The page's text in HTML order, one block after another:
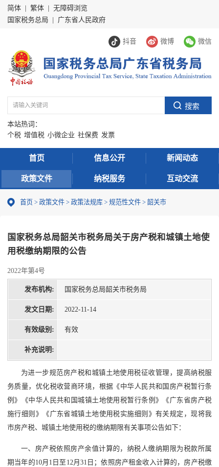
简体 繁体
无障碍浏览
国家税务总局
广东省人民政府
抖音 微博 微信
本站热词：
个税 增值税 小微企业 社保费 发票
首页 信息公开 新闻动态
政策文件 纳税服务 互动交流
首页 > 政策文件 > 政策法规库 > 规范性文件 > 韶关市
国家税务总局韶关市税务局关于房产税和城镇土地使
用税缴纳期限的公告
2022年第4号
发布机构: 国家税务总局韶关市税务局
发文日期: 2022-11-14
有效级别: 有效
补充说明:
为进一步规范房产税和城镇土地使用税征收管理，提高纳税服
务质量，优化税收营商环境，根据《中华人民共和国房产税暂行条
例》《中华人民共和国城镇土地使用税暂行条例》《广东省房产税
施行细则》《广东省城镇土地使用税实施细则》有关规定，现将我
市房产税、城镇土地使用税的缴纳期限有关事项公告如下：
一、房产税依照房产余值计算的，纳税人缴纳期限为税款所属
期当年的10月1日至12月31日；依照房产租金收入计算的，房产税缴